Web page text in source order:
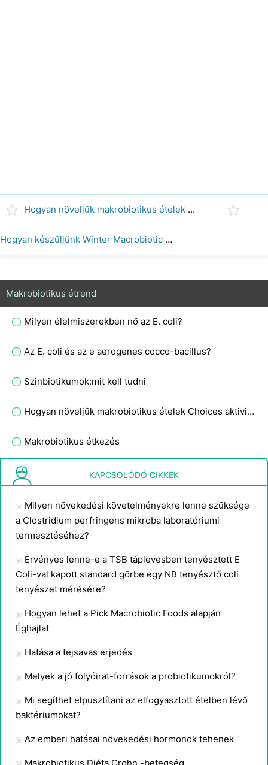
Hogyan növeljük makrobiotikus ételek Choices aktivitás szint
Hogyan készüljünk Winter Macrobiotic diétás ételeket
Makrobiotikus étrend
Milyen élelmiszerekben nő az E. coli?
Az E. coli és az e aerogenes cocco-bacillus?
Szinbiotikumok:mit kell tudni
Hogyan növeljük makrobiotikus ételek Choices aktivitás szint
Makrobiotikus étkezés
Probiotikumra van szüksége a hüvelyéhez?
KAPCSOLÓDÓ CIKKEK
Milyen növekedési követelményekre lenne szüksége
a Clostridium perfringens mikroba laboratóriumi
termesztéséhez?
Érvényes lenne-e a TSB táplevesben tenyésztett E
Coli-val kapott standard görbe egy NB tenyésztő coli
tenyészet mérésére?
Hogyan lehet a Pick Macrobiotic Foods alapján
Éghajlat
Hatása a tejsavas erjedés
Melyek a jó folyóirat-források a probiotikumokról?
Mi segíthet elpusztítani az elfogyasztott ételben lévő
baktériumokat?
Az emberi hatásai növekedési hormonok tehenek